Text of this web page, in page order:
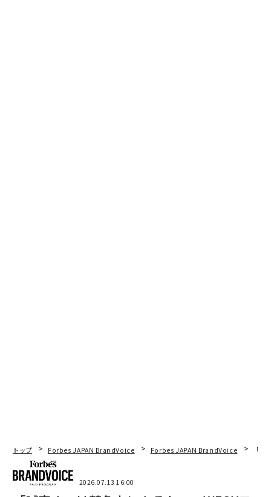
トップ Forbes JAPAN BrandVoice Forbes JAPAN BrandVoice 「
2026.07.13 16:00